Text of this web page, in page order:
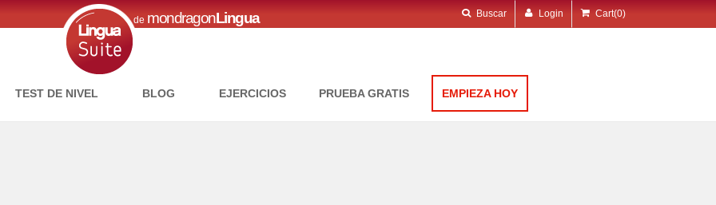
de mondragonLingua Buscar Login Cart(0)
TEST DE NIVEL BLOG EJERCICIOS PRUEBA GRATIS EMPIEZA HOY